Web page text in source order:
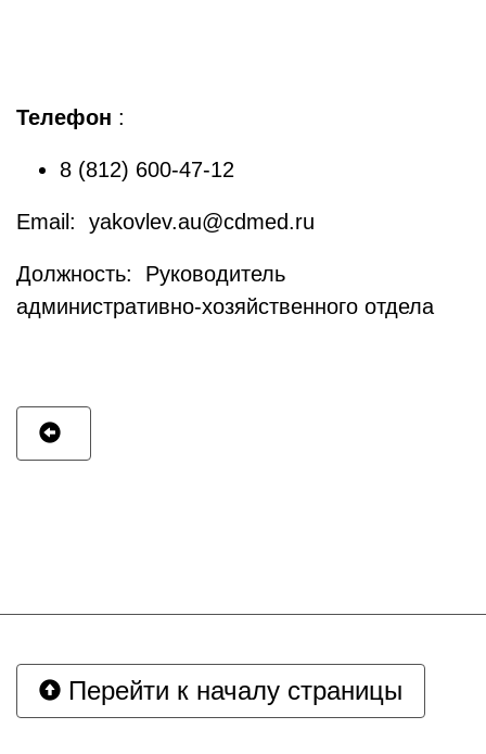
Телефон :
8 (812) 600-47-12
Email: yakovlev.au@cdmed.ru
Должность: Руководитель
административно-хозяйственного отдела
Перейти к началу страницы